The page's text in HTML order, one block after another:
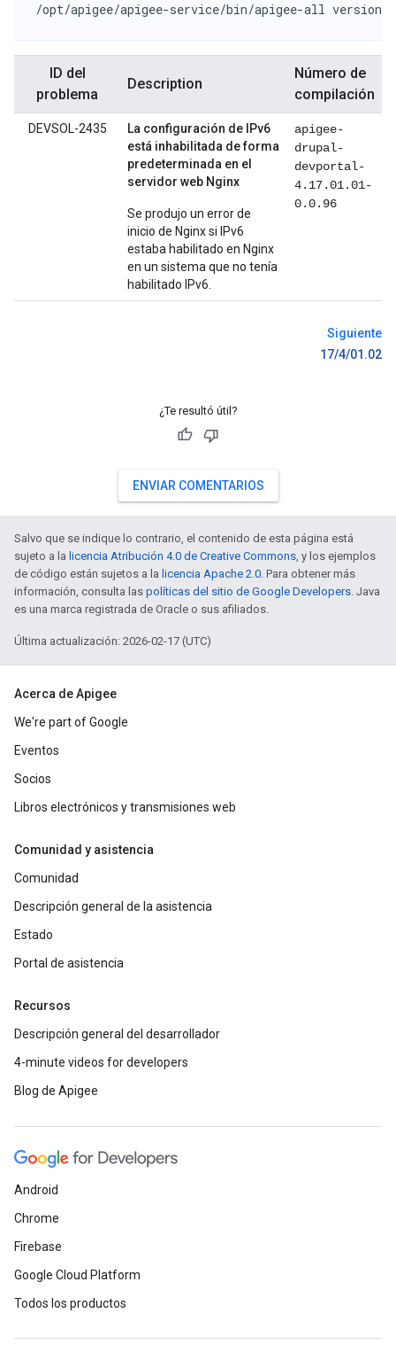
/opt/apigee/apigee-service/bin/apigee-all version
ID del
problema
Description
Número de
compilación
DEVSOL-2435
La configuración de IPv6
está inhabilitada de forma
predeterminada en el
servidor web Nginx
Se produjo un error de
inicio de Nginx si IPv6
estaba habilitado en Nginx
en un sistema que no tenía
habilitado IPv6.
apigee-
drupal-
devportal-
4.17.01.01-
0.0.96
Siguiente
17/4/01.02
¿Te resultó útil?
ENVIAR COMENTARIOS
Salvo que se indique lo contrario, el contenido de esta página está
sujeto a la licencia Atribución 4.0 de Creative Commons, y los ejemplos
de código están sujetos a la licencia Apache 2.0. Para obtener más
información, consulta las políticas del sitio de Google Developers. Java
es una marca registrada de Oracle o sus afiliados.
Última actualización: 2026-02-17 (UTC)
Acerca de Apigee
We're part of Google
Eventos
Socios
Libros electrónicos y transmisiones web
Comunidad y asistencia
Comunidad
Descripción general de la asistencia
Estado
Portal de asistencia
Recursos
Descripción general del desarrollador
4-minute videos for developers
Blog de Apigee
Android
Chrome
Firebase
Google Cloud Platform
Todos los productos